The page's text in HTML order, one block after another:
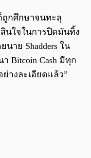
ถูกศึกษาจนทะลุ
นใจในการปิดมันทิ้ง
าย Shadders ใน
Bitcoin Cash มีทุก
างละเอียดแล้ว”